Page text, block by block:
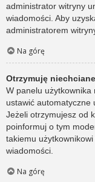
administrator witryny
wiadomości. Aby
administratorem
Na górę
Otrzymuję
W panelu użytkownika
ustawić automatyczne
Jeżeli otrzymujesz od
poinformuj o tym
takiemu
wiadomości.
Na górę